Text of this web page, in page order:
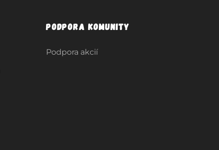
Podpora komunity
Podpora akcií